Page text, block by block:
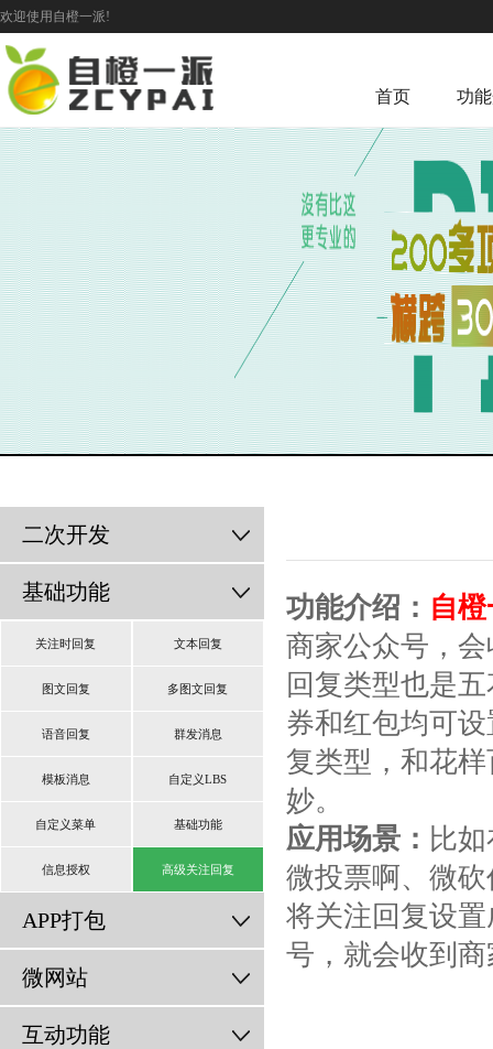
欢迎使用自橙一派!
首页 功
二次开发
基础功能
关注时回复 文本回复
图文回复 多图文回复
语音回复 群发消息
模板消息 自定义LBS
自定义菜单 基础功能
信息授权 高级关注回复
APP打包
微网站
互动功能
功能介绍： 自
商家公众号，
回复类型也是
券和红包均可
复类型，和花
妙。
应用场景： 比
微投票啊、微
将关注回复设
号，就会收到